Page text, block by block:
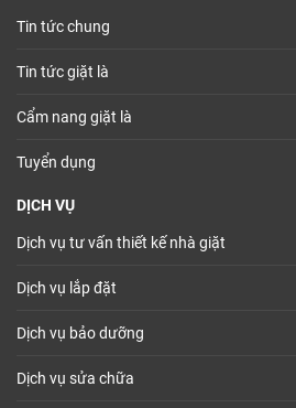
Tin tức chung
Tin tức giặt là
Cẩm nang giặt là
Tuyển dụng
DỊCH VỤ
Dịch vụ tư vấn thiết kế nhà giặt
Dịch vụ lắp đặt
Dịch vụ bảo dưỡng
Dịch vụ sửa chữa